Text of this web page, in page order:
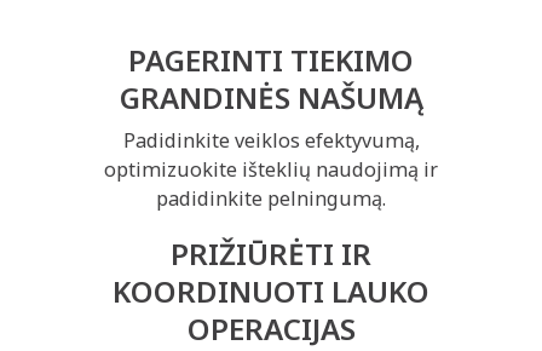
PAGERINTI TIEKIMO
GRANDINĖS NAŠUMĄ
Padidinkite veiklos efektyvumą,
optimizuokite išteklių naudojimą ir
padidinkite pelningumą.
PRIŽIŪRĖTI IR
KOORDINUOTI LAUKO
OPERACIJAS